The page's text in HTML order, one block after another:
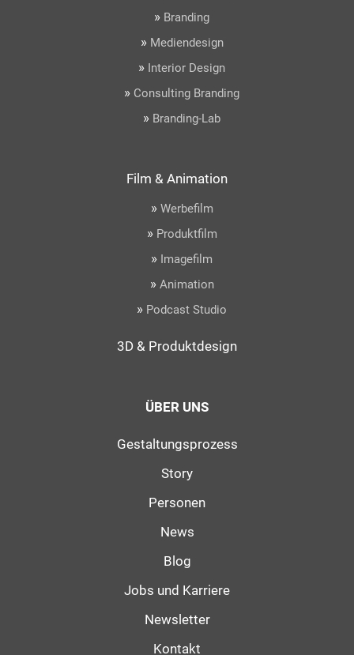
» Branding
» Mediendesign
» Interior Design
» Consulting Branding
» Branding-Lab
Film & Animation
» Werbefilm
» Produktfilm
» Imagefilm
» Animation
» Podcast Studio
3D & Produktdesign
ÜBER UNS
Gestaltungsprozess
Story
Personen
News
Blog
Jobs und Karriere
Newsletter
Kontakt